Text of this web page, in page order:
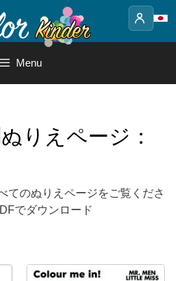
Menu
りえページ：
てのぬりえページをご覧くださ
でダウンロード